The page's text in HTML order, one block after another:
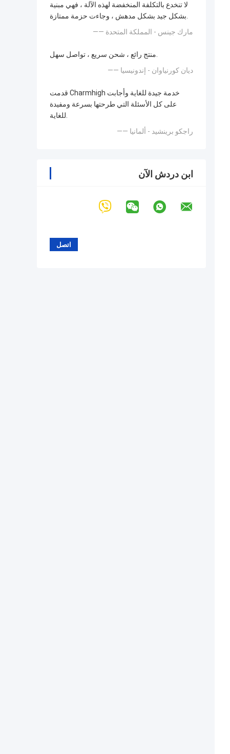
لا تنخدع بالتكلفة المنخفضة لهذه الآلة ، فهي مبنية
بشكل جيد بشكل مدهش ، وجاءت حزمة ممتازة.
—— مارك جينس - المملكة المتحدة
منتج رائع ، شحن سريع ، تواصل سهل.
—— ديان كورنياوان - إندونيسيا
قدمت Charmhigh خدمة جيدة للغاية وأجابت
على كل الأسئلة التي طرحتها بسرعة ومفيدة
للغاية.
—— راجكو برينشيد - ألمانيا
ابن دردش الآن